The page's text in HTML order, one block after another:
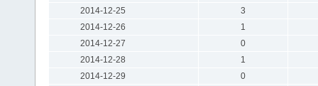
2014-12-25
3
2014-12-26
1
2014-12-27
0
2014-12-28
1
2014-12-29
0